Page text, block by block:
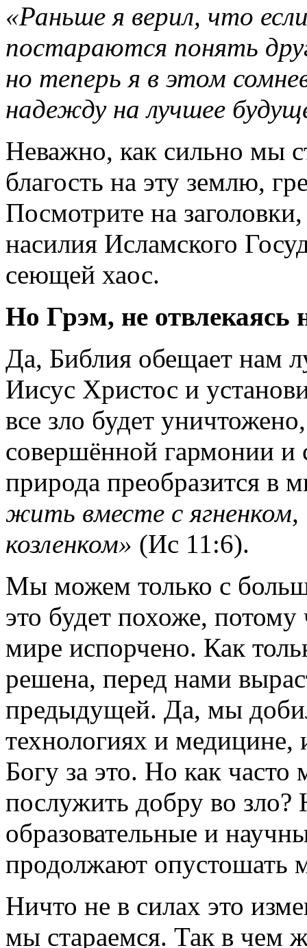
«Раньше я верил, что
постараются понять
но теперь я в этом
надежду на лучшее
Неважно, как сильно мы
благость на эту землю,
Посмотрите на
насилия Исламского
сеющей хаос.
Но Грэм, не отвлекаясь
Да, Библия обещает нам
Иисус Христос и
все зло будет
совершённой гармонии и
природа преобразится в
жить вместе с
козленком» (Ис 11:6).
Мы можем только с
это будет похоже,
мире испорчено. Как
решена, перед нами
предыдущей. Да, мы
технологиях и
Богу за это. Но как
послужить добру во
образовательные и
продолжают опустошать
Ничто не в силах это
мы стараемся. Так в чем